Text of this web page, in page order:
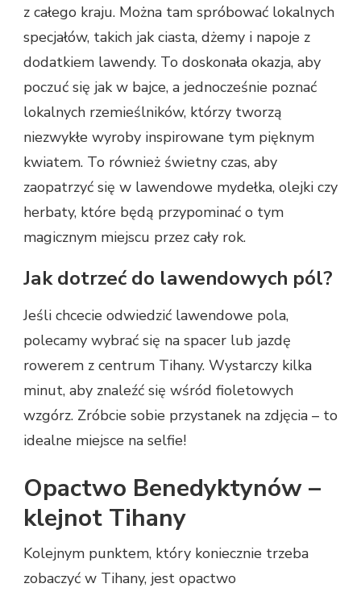
z całego kraju. Można tam spróbować lokalnych
specjałów, takich jak ciasta, dżemy i napoje z
dodatkiem lawendy. To doskonała okazja, aby
poczuć się jak w bajce, a jednocześnie poznać
lokalnych rzemieślników, którzy tworzą
niezwykłe wyroby inspirowane tym pięknym
kwiatem. To również świetny czas, aby
zaopatrzyć się w lawendowe mydełka, olejki czy
herbaty, które będą przypominać o tym
magicznym miejscu przez cały rok.
Jak dotrzeć do lawendowych pól?
Jeśli chcecie odwiedzić lawendowe pola,
polecamy wybrać się na spacer lub jazdę
rowerem z centrum Tihany. Wystarczy kilka
minut, aby znaleźć się wśród fioletowych
wzgórz. Zróbcie sobie przystanek na zdjęcia – to
idealne miejsce na selfie!
Opactwo Benedyktynów –
klejnot Tihany
Kolejnym punktem, który koniecznie trzeba
zobaczyć w Tihany, jest opactwo